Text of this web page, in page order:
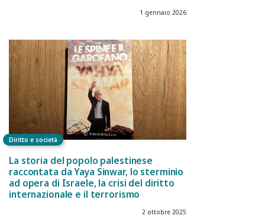
1 gennaio 2026
Diritto e società
La storia del popolo palestinese
raccontata da Yaya Sinwar, lo sterminio
ad opera di Israele, la crisi del diritto
internazionale e il terrorismo
2 ottobre 2025